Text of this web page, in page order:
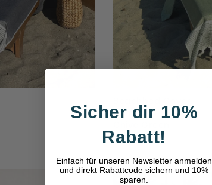
Boho
54,95 €
Sicher dir 10%
Rabatt!
Einfach für unseren Newsletter anmelden
und direkt Rabattcode sichern und 10%
sparen.